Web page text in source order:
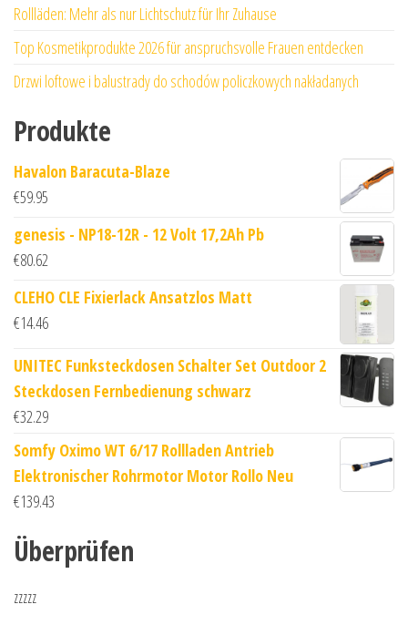
Rollläden: Mehr als nur Lichtschutz für Ihr Zuhause
Top Kosmetikprodukte 2026 für anspruchsvolle Frauen entdecken
Drzwi loftowe i balustrady do schodów policzkowych nakładanych
Produkte
Havalon Baracuta-Blaze
€59.95
genesis - NP18-12R - 12 Volt 17,2Ah Pb
€80.62
CLEHO CLE Fixierlack Ansatzlos Matt
€14.46
UNITEC Funksteckdosen Schalter Set Outdoor 2
Steckdosen Fernbedienung schwarz
€32.29
Somfy Oximo WT 6/17 Rollladen Antrieb
Elektronischer Rohrmotor Motor Rollo Neu
€139.43
Überprüfen
zzzzz